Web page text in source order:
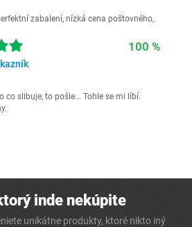
zabalení, nízká cena poštovného,
100 %
co slibuje, to pošle... Tohle se mi líbí.
inde nekúpite
unikátne produkty, ktoré nikto iný